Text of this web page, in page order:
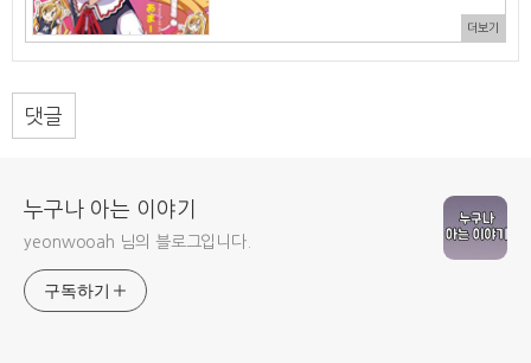
더보기
댓글
누구나 아는 이야기
yeonwooah 님의 블로그입니다.
구독하기